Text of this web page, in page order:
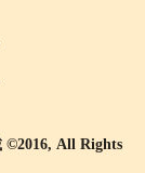
©2016, All Rights